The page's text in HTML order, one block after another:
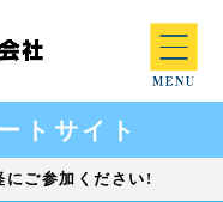
トサイト
ご参加ください!